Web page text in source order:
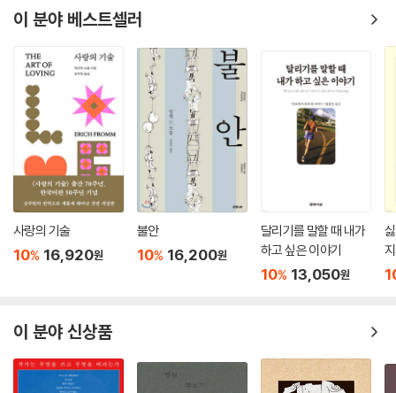
청했다. 산문이나 시 같은 정서에 좀 더 기울어진 글을 옮기거나 펴낼 때면
장이 있으면 어찌해야 할까? 우리나라 독자들은 잘 알지 못하나 작가의 사
회적 위치나 인간관계를 알려주는 인물이 등장했는데, 검색으로도 확인이
까다롭거나 기본 지식이나 정보 없이는 확인이 거의 불가능한 인물이라
면?
작가도 착각할 수 있는데, 이 착각을 확인했다면? 꽃피는책은 이 질문들에
대한, 이 수수께끼들에 대한 답이 주석에 있다고 판단했기에, 이 주석이 각
각의 작품을 독자에게 더 온전히 더 충실하게 전하는 일이라 믿었기에 가
능한 많은 주석을 요청한 것이다.
다행히도 세 젊은 번역가 겸 연구자 겸 출판인은 이런 요청에 흔쾌히 응해
로울 수밖에 번역 작업을 몹시도 꼼꼼하게, 하지만 즐거운 마음으로 해준
세 번역가가 전해주는 뜻밖의 멋진 선물이다.
이 분야 베스트셀러
사랑의 기술
10% 16,920원
불안
10% 16,200원
달리기를 말할 때 내가
하고 싶은 이야기
10% 13,050원
이 분야 신상품